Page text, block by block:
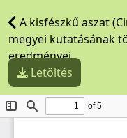
A kisfészkű aszat
megyei kutatásának
eredményei
Letöltés